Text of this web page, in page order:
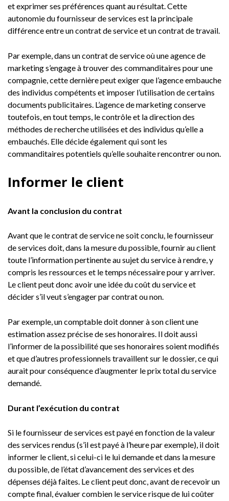
et exprimer ses préférences quant au résultat. Cette
autonomie du fournisseur de services est la principale
différence entre un contrat de service et un contrat de travail.
Par exemple, dans un contrat de service où une agence de
marketing s’engage à trouver des commanditaires pour une
compagnie, cette dernière peut exiger que l’agence embauche
des individus compétents et imposer l’utilisation de certains
documents publicitaires. L’agence de marketing conserve
toutefois, en tout temps, le contrôle et la direction des
méthodes de recherche utilisées et des individus qu’elle a
embauchés. Elle décide également qui sont les
commanditaires potentiels qu’elle souhaite rencontrer ou non.
Informer le client
Avant la conclusion du contrat
Avant que le contrat de service ne soit conclu, le fournisseur
de services doit, dans la mesure du possible, fournir au client
toute l’information pertinente au sujet du service à rendre, y
compris les ressources et le temps nécessaire pour y arriver.
Le client peut donc avoir une idée du coût du service et
décider s’il veut s’engager par contrat ou non.
Par exemple, un comptable doit donner à son client une
estimation assez précise de ses honoraires. Il doit aussi
l’informer de la possibilité que ses honoraires soient modifiés
et que d’autres professionnels travaillent sur le dossier, ce qui
aurait pour conséquence d’augmenter le prix total du service
demandé.
Durant l’exécution du contrat
Si le fournisseur de services est payé en fonction de la valeur
des services rendus (s’il est payé à l’heure par exemple), il doit
informer le client, si celui-ci le lui demande et dans la mesure
du possible, de l’état d’avancement des services et des
dépenses déjà faites. Le client peut donc, avant de recevoir un
compte final, évaluer combien le service risque de lui coûter